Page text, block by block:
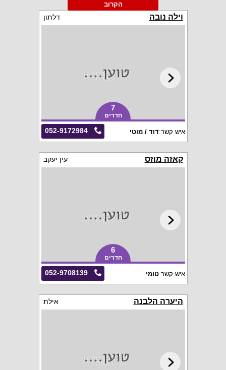
הקרוב
וילה נובה דלתון
7
חדרים
052-9172984 איש קשר:דוד / מוטי
קאזה מוזס עין יעקב
6
חדרים
052-9708139 איש קשר:טומי
היערה הלבנה אילת